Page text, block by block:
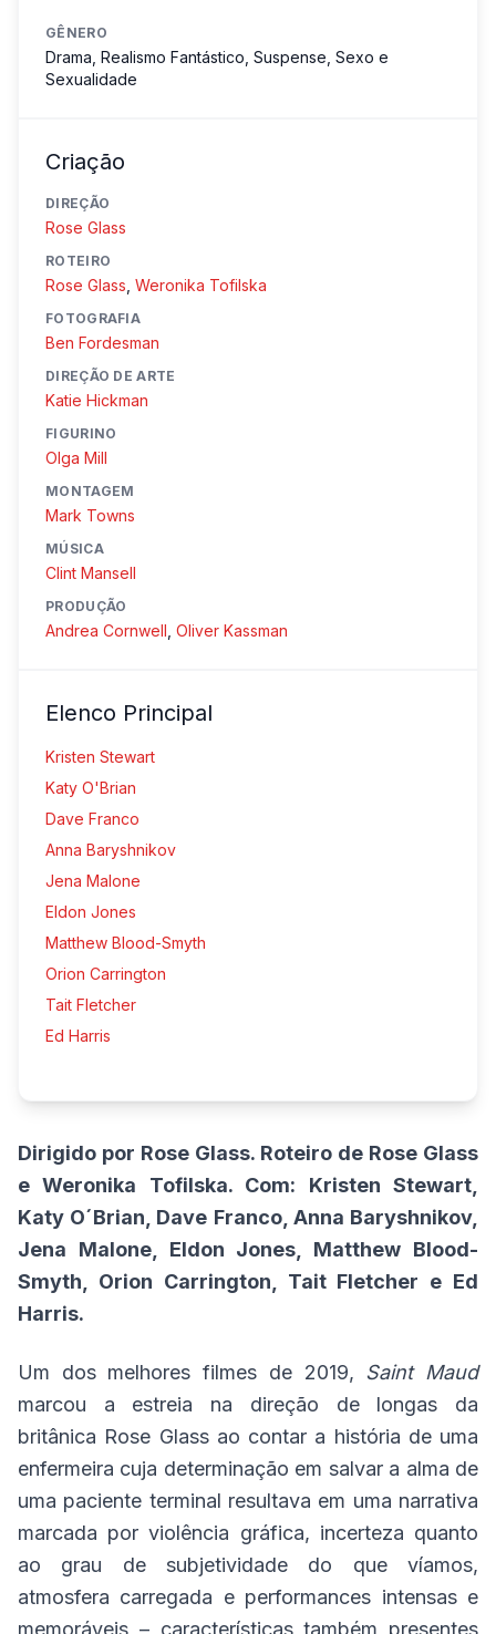
GÊNERO
Drama, Realismo Fantástico, Suspense, Sexo e
Sexualidade
Criação
DIREÇÃO
Rose Glass
ROTEIRO
Rose Glass Weronika Tofilska
FOTOGRAFIA
Ben Fordesman
DIREÇÃO DE ARTE
Katie Hickman
FIGURINO
Olga Mill
MONTAGEM
Mark Towns
MÚSICA
Clint Mansell
PRODUÇÃO
Andrea Cornwell Oliver Kassman
Elenco Principal
Kristen Stewart
Katy O'Brian
Dave Franco
Anna Baryshnikov
Jena Malone
Eldon Jones
Matthew Blood-Smyth
Orion Carrington
Tait Fletcher
Ed Harris
Dirigido por Rose Glass. Roteiro de Rose Glass
e Weronika Tofilska. Com: Kristen Stewart,
Katy O´Brian, Dave Franco, Anna Baryshnikov,
Jena Malone, Eldon Jones, Matthew Blood-
Smyth, Orion Carrington, Tait Fletcher e Ed
Harris.
Um dos melhores filmes de 2019, Saint Maud
marcou a estreia na direção de longas da
britânica Rose Glass ao contar a história de uma
enfermeira cuja determinação em salvar a alma de
uma paciente terminal resultava em uma narrativa
marcada por violência gráfica, incerteza quanto
ao grau de subjetividade do que víamos,
atmosfera carregada e performances intensas e
memoráveis – características também presentes